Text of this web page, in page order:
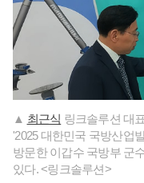
▲ 최근식 링크솔루션 대
'2025 대한민국 국방산업
방문한 이갑수 국방부 군
있다. <링크솔루션>